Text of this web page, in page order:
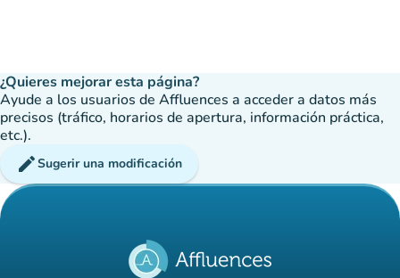
¿Quieres mejorar esta página?
Ayude a los usuarios de Affluences a acceder a datos más
precisos (tráfico, horarios de apertura, información práctica,
etc.).
editSugerir una modificación